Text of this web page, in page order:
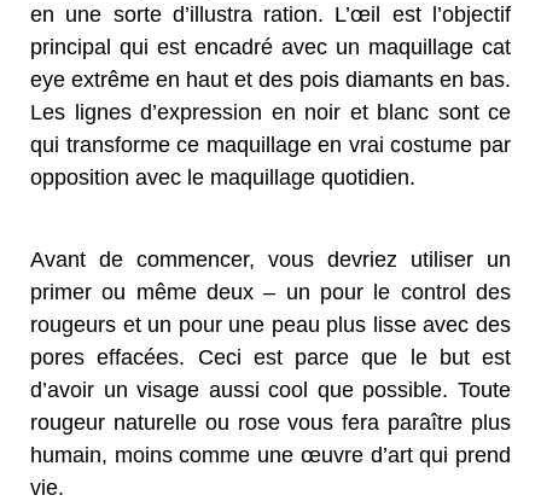
en une sorte d’illustra ration. L’œil est l’objectif
principal qui est encadré avec un maquillage cat
eye extrême en haut et des pois diamants en bas.
Les lignes d’expression en noir et blanc sont ce
qui transforme ce maquillage en vrai costume par
opposition avec le maquillage quotidien.
Avant de commencer, vous devriez utiliser un
primer ou même deux – un pour le control des
rougeurs et un pour une peau plus lisse avec des
pores effacées. Ceci est parce que le but est
d’avoir un visage aussi cool que possible. Toute
rougeur naturelle ou rose vous fera paraître plus
humain, moins comme une œuvre d’art qui prend
vie.